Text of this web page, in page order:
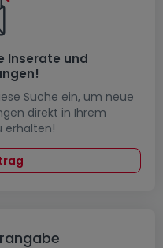
Inserate und
Suche ein, um neue
direkt in Ihrem
erhalten!